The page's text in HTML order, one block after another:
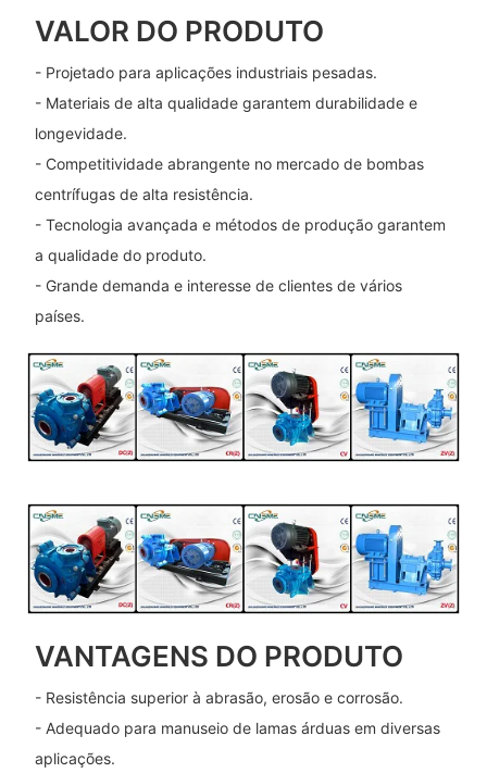
VALOR DO PRODUTO
- Projetado para aplicações industriais pesadas.
- Materiais de alta qualidade garantem durabilidade e
longevidade.
- Competitividade abrangente no mercado de bombas
centrífugas de alta resistência.
- Tecnologia avançada e métodos de produção garantem
a qualidade do produto.
- Grande demanda e interesse de clientes de vários
países.
VANTAGENS DO PRODUTO
- Resistência superior à abrasão, erosão e corrosão.
- Adequado para manuseio de lamas árduas em diversas
aplicações.